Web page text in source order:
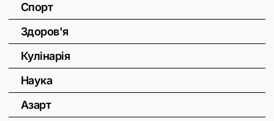
Спорт
Здоров'я
Кулінарія
Наука
Азарт